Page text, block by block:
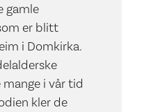
gamle
er blitt
i Domkirka.
i vår tid
kler de